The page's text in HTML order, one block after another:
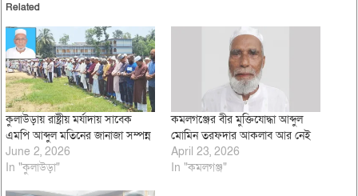
Related
কুলাউড়ায় রাষ্ট্রীয় মর্যাদায় সাবেক
এমপি আব্দুল মতিনের জানাজা সম্পন্ন
June 2, 2026
In "কুলাউড়া"
কমলগঞ্জের বীর মুক্তিযোদ্ধা আব্দুল
মোমিন তরফদার আকলাব আর নেই
April 23, 2026
In "কমলগঞ্জ"